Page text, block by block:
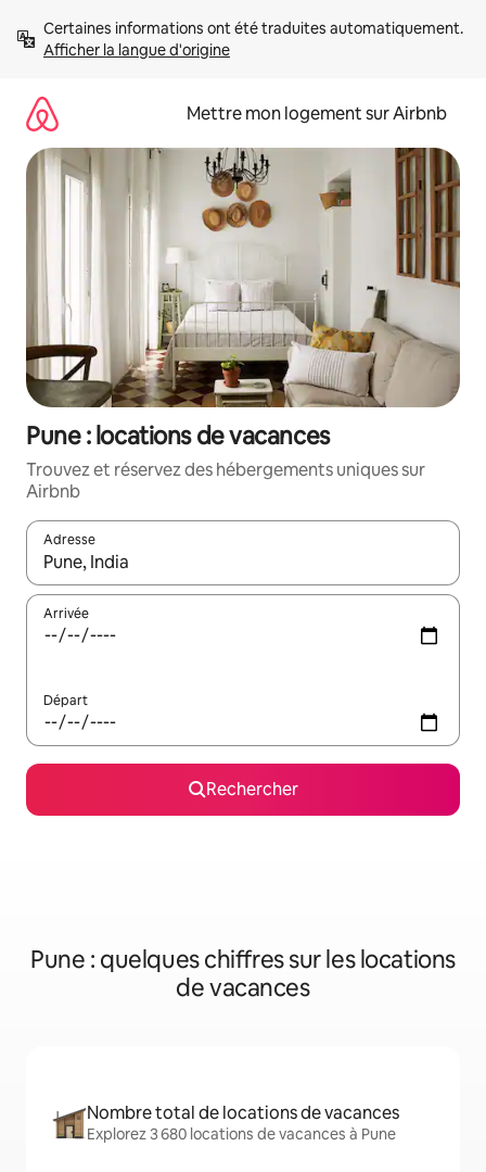
directement
Afficher la langue d'origine
Mettre mon logement sur Airbnb
Pune : locations de vacances
Trouvez et réservez des hébergements uniques sur
Airbnb
Adresse
Lorsque les résultats s'affichent, utilisez les flèches vers le
Arrivée
Départ
Rechercher
Pune : quelques chiffres sur les locations
de vacances
Nombre total de locations de vacances
Explorez 3 680 locations de vacances à Pune